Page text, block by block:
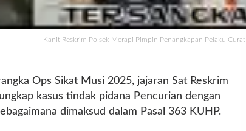
Kanit Reskrim Polsek Merapi Pimpin Penangkapan Pelaku Curat
Ops Sikat Musi 2025, jajaran Sat Reskrim
kasus tindak pidana Pencurian dengan
dimaksud dalam Pasal 363 KUHP.